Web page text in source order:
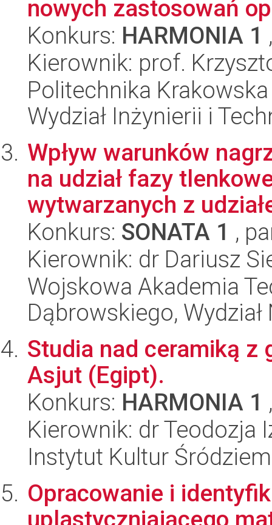
nowych zastosowań
Konkurs: HARMONIA 1
Kierownik: prof.
Politechnika
Wydział Inżynierii i
Wpływ warunków
na udział fazy
wytwarzanych z
Konkurs: SONATA 1 ,
Kierownik: dr Dariusz
Wojskowa Akademia
Dąbrowskiego,
Studia nad ceramiką z
Asjut (Egipt).
Konkurs: HARMONIA 1
Kierownik: dr Teodozja
Instytut Kultur
Opracowanie i
uplastyczniającego